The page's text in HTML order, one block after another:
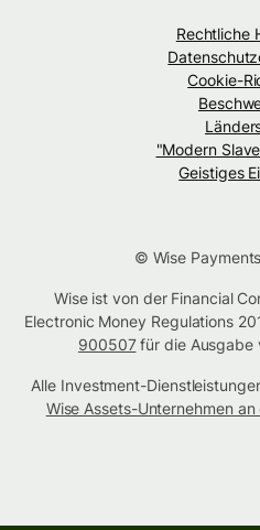
Rechtliche
Cookie-
"Modern
Geistiges
© Wise
Wise ist von der Financial
Electronic Money Regulations
900507für die Ausgabe
Alle Investment-
Wise Assets-Unternehmen